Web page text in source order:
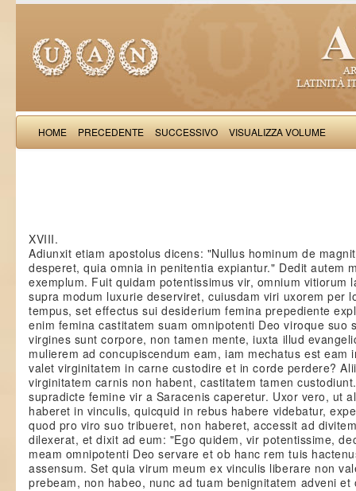
HOME PRECEDENTE SUCCESSIVO VISUALIZZA VOLUME
XVIII.
Adiunxit etiam apostolus dicens: "Nullus hominum de
desperet, quia omnia in penitentia expiantur." Dedit autem
exemplum. Fuit quidam potentissimus vir, omnium vitiorum
supra modum luxurie deserviret, cuiusdam viri uxorem per
tempus, set effectus sui desiderium femina prepediente
enim femina castitatem suam omnipotenti Deo viroque suo
virgines sunt corpore, non tamen mente, iuxta illud
mulierem ad concupiscendum eam, iam mechatus est eam
valet virginitatem in carne custodire et in corde perdere?
virginitatem carnis non habent, castitatem tamen
supradicte femine vir a Saracenis caperetur. Uxor vero, ut
haberet in vinculis, quicquid in rebus habere videbatur,
quod pro viro suo tribueret, non haberet, accessit ad
dilexerat, et dixit ad eum: "Ego quidem, vir potentissime,
meam omnipotenti Deo servare et ob hanc rem tuis
assensum. Set quia virum meum ex vinculis liberare non
prebeam, non habeo, nunc ad tuam benignitatem adveni